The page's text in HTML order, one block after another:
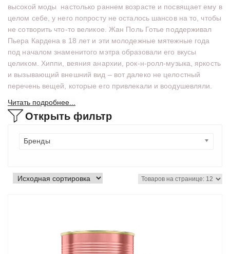
высокой моды настолько раннем возрасте и посвящает ему в
целом себе, у него попросту не осталось шансов на то, чтобы
не сотворить что-то великое. Жан Поль Готье поддерживал
Пьера Кардена в 18 лет и эти молодежные мятежные года
под началом знаменитого мэтра образовали его вкусы
целиком. Хиппи, веяния анархии, рок-н-ролл-музыка, яркость
и вызывающий внешний вид – вот далеко не целостный
перечень вещей, которые его привлекали и воодушевляли.
Читать подробнее...
Открыть фильтр
Бренды